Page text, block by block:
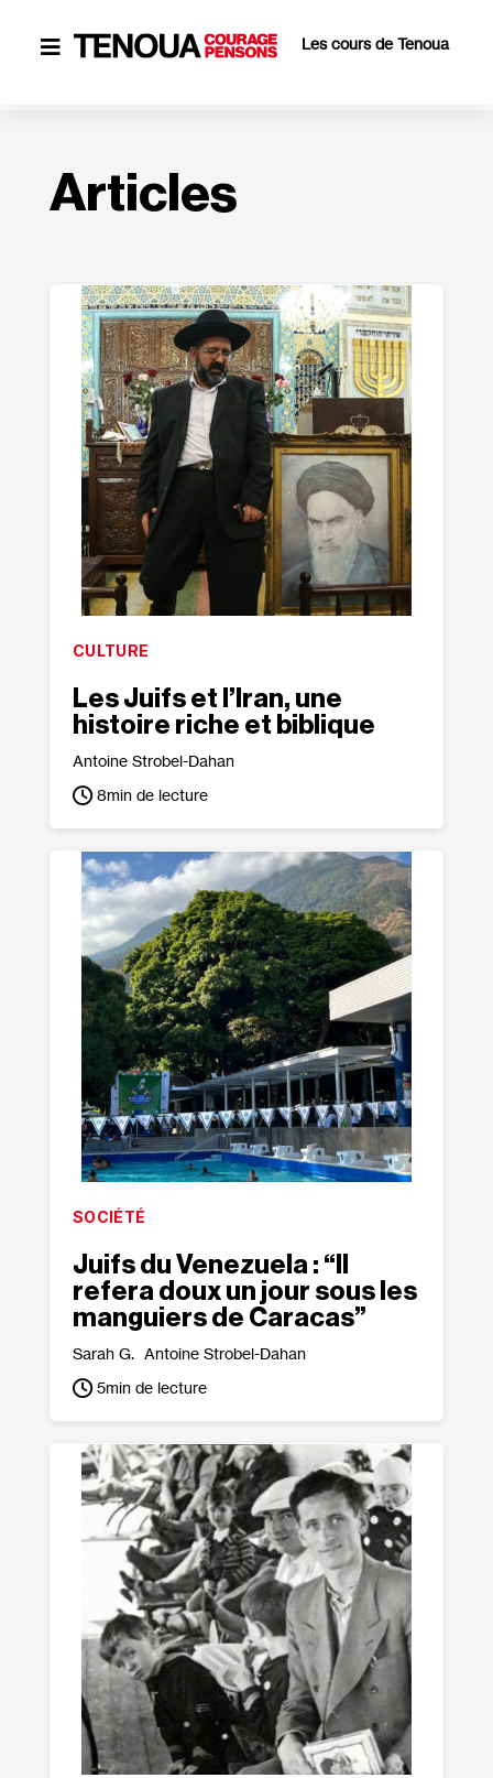
 Les cours de Tenoua
Articles
CULTURE
Les Juifs et l’Iran, une
histoire riche et biblique
Antoine Strobel-Dahan
8min de lecture
SOCIÉTÉ
Juifs du Venezuela : “Il
refera doux un jour sous les
manguiers de Caracas”
Sarah G. Antoine Strobel-Dahan
5min de lecture